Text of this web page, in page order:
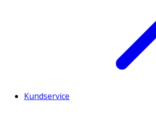
Kundservice